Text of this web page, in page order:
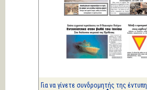
Πολιτικά και άλλα
ΑΡΙΩΝ
Ιστορίες Καθημερινής
Τρέλας
Για να γίνετε συνδρομητής της